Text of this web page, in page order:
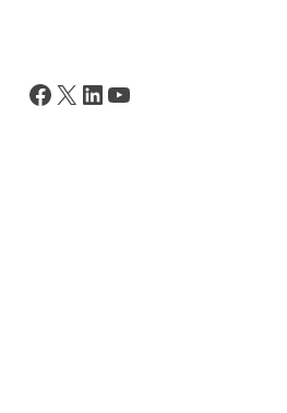
Facebook
X LinkedIn
YouTube